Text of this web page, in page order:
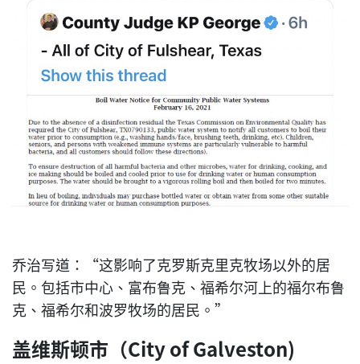
乔治写道：“这影响了克罗斯克里克牧场以外的居
民。包括市中心、富布鲁克、福希尔河上的福尔布鲁
克、福希尔和波罗牧场的居民。”
盖维斯顿市（City of Galveston)